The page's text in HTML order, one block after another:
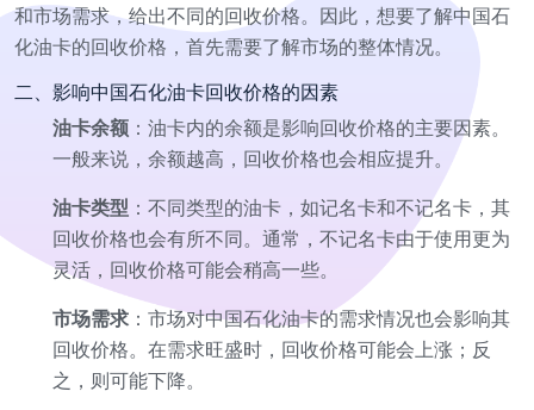
和市场需求，给出不同的回收价格。因此，想要了解中国石
化油卡的回收价格，首先需要了解市场的整体情况。
二、影响中国石化油卡回收价格的因素
油卡余额 ：油卡内的余额是影响回收价格的主要因素。
一般来说，余额越高，回收价格也会相应提升。
油卡类型 ：不同类型的油卡，如记名卡和不记名卡，其
回收价格也会有所不同。通常，不记名卡由于使用更为
灵活，回收价格可能会稍高一些。
市场需求 ：市场对中国石化油卡的需求情况也会影响其
回收价格。在需求旺盛时，回收价格可能会上涨；反
之，则可能下降。